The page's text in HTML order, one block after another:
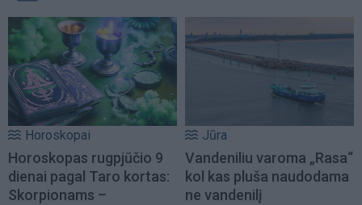
Horoskopai
Horoskopas rugpjūčio 9
dienai pagal Taro kortas:
Skorpionams –
Jūra
Vandeniliu varoma „Rasa“
kol kas pluša naudodama
ne vandenilį